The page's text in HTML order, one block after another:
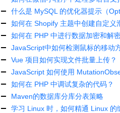
什么是 MySQL 的优化器提示（
如何在 Shopify 主题中创建自定义
如何在 PHP 中进行数据加密和解
JavaScript中如何检测鼠标的移动
Vue 项目如何实现文件批量上传？
JavaScript 如何使用
如何在 PHP 中调试复杂的代码？
Maven的数据库分库分表策略
学习 Linux 时，如何精通 Linux 的